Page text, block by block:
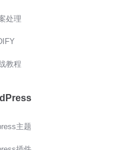
处理
教程
主题